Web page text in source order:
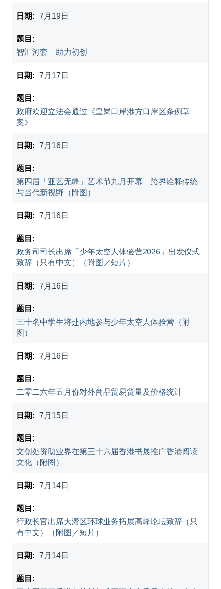
7月19日
智汇河套 助力初创
7月17日
政府欢迎立法会通过《皇岗口岸港方口岸区条例草
案》
7月16日
第四届「亚艺无疆」艺术节九月开幕 跨界诠释传统
与当代新视野（附图）
7月16日
政务司司长出席「少年太空人体验营2026」出发仪式
致辞（只有中文）（附图／短片）
7月16日
三十名中学生将赴内地参与少年太空人体验营（附
图）
7月16日
二零二六年五月份对外商品贸易货量及价格统计
7月15日
文创处资助业界在第三十六届香港书展推广香港阅读
文化（附图）
7月14日
行政长官出席大湾区环球业务拓展高峰论坛致辞（只
有中文）（附图／短片）
7月14日